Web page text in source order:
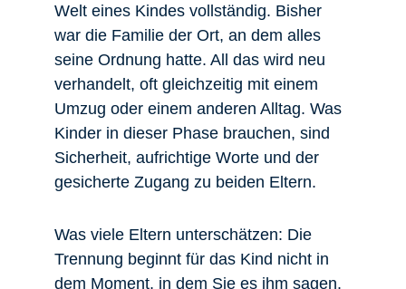
Welt eines Kindes vollständig. Bisher
war die Familie der Ort, an dem alles
seine Ordnung hatte. All das wird neu
verhandelt, oft gleichzeitig mit einem
Umzug oder einem anderen Alltag. Was
Kinder in dieser Phase brauchen, sind
Sicherheit, aufrichtige Worte und der
gesicherte Zugang zu beiden Eltern.
Was viele Eltern unterschätzen: Die
Trennung beginnt für das Kind nicht in
dem Moment, in dem Sie es ihm sagen.